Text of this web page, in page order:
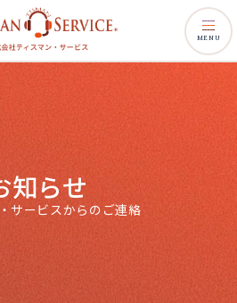
MENU
知らせ
サービスからのご連絡